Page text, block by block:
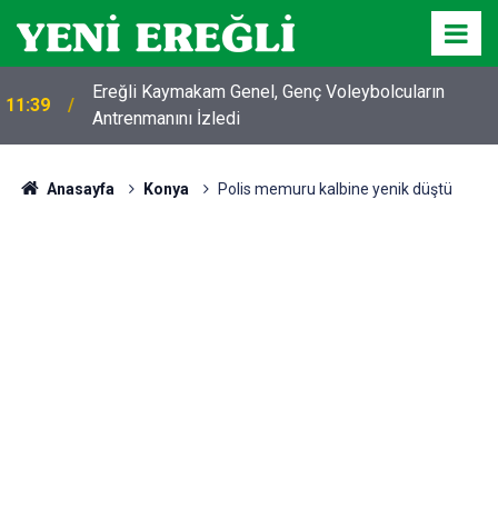
11:39
Ereğli Kaymakam Genel, Genç Voleybolcuların
Antrenmanını İzledi
Anasayfa Konya Polis memuru kalbine yenik düştü